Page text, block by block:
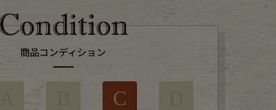
商品コンディション
C